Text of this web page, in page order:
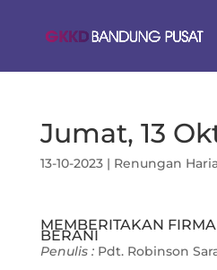
Jumat, 13
13-10-2023| Renungan
MEMBERITAKAN
BERANI
Penulis : Pdt. Robinson